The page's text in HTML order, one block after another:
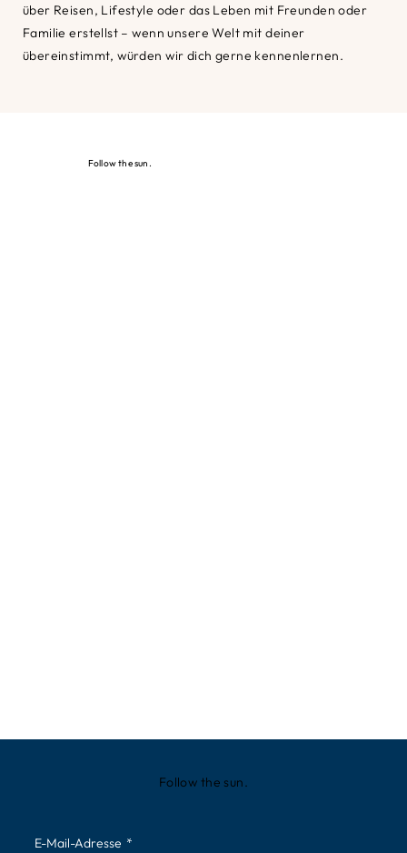
über Reisen, Lifestyle oder das Leben mit Freunden oder
Familie erstellst – wenn unsere Welt mit deiner
übereinstimmt, würden wir dich gerne kennenlernen.
Follow the sun.
Follow the sun.
E-Mail-Adresse *